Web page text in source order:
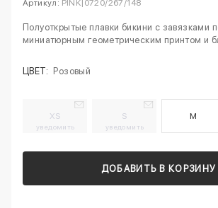
Артикул: PINK|0720/267/148
Полуоткрытые плавки бикини с завязками
миниатюрным геометрическим принтом и
ЦВЕТ: Розовый
XS
уведомить
S
уведомить
M
ДОБАВИТЬ В КОРЗИНУ